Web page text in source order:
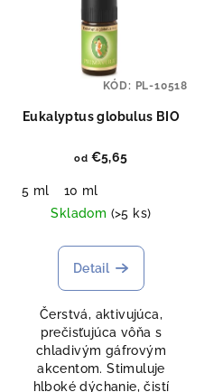
Eukalyptus globulus BIO
od €5,65
5 ml
10 ml
Skladom (>5 ks)
Detail
Čerstvá, aktivujúca,
prečisťujúca vôňa s
chladivým gáfrovým
akcentom. Stimuluje
hlboké dýchanie, čistí
KÓD: PL-10518